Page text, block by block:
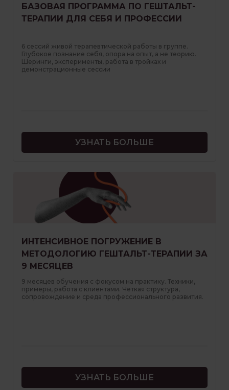
БАЗОВАЯ ПРОГРАММА ПО ГЕШТАЛЬТ-
ТЕРАПИИ ДЛЯ СЕБЯ И ПРОФЕССИИ
6 сессий живой терапевтической работы в группе.
Глубокое познание себя, опора на опыт, а не теорию.
Шеринги, эксперименты, работа в тройках и
демонстрационные сессии
УЗНАТЬ БОЛЬШЕ
ИНТЕНСИВНОЕ ПОГРУЖЕНИЕ В
МЕТОДОЛОГИЮ ГЕШТАЛЬТ-ТЕРАПИИ ЗА
9 МЕСЯЦЕВ
9 месяцев обучения с фокусом на практику. Техники,
примеры, работа с клиентами. Четкая структура,
сопровождение и среда профессионального развития.
УЗНАТЬ БОЛЬШЕ